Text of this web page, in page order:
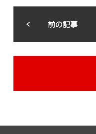
前の記事